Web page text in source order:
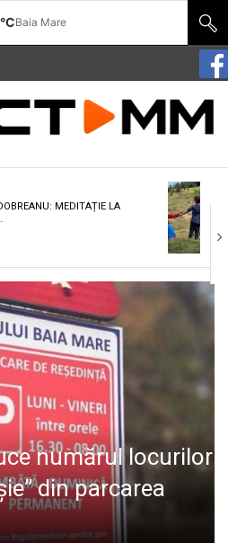
Baia Mare
MEDITAȚIE LA
numărul locurilor
din parcarea